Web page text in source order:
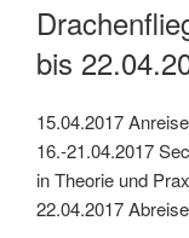
bis
15.04.2017
16.-21.04.2017
in Theorie und
22.04.2017 Abreise